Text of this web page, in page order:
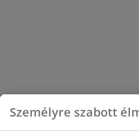
Személyre szabott